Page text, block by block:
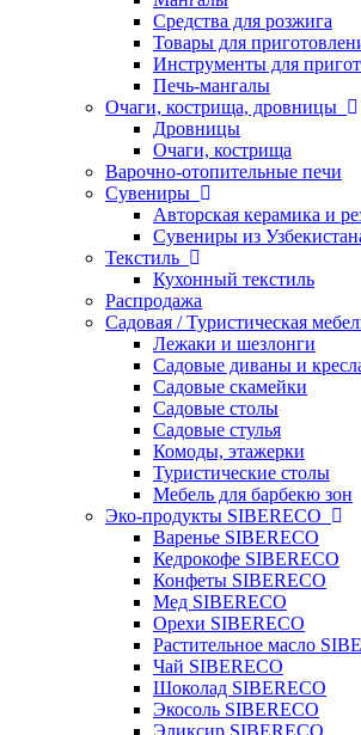
Средства для розжига
Товары для
Инструменты для
Печь-мангалы
Очаги, кострища, дровницы
Дровницы
Очаги, кострища
Варочно-отопительные печи
Сувениры
Авторская керамика и
Сувениры из
Текстиль
Кухонный текстиль
Распродажа
Садовая / Туристическая
Лежаки и шезлонги
Садовые диваны и
Садовые скамейки
Садовые столы
Садовые стулья
Комоды, этажерки
Туристические столы
Мебель для барбекю зон
Эко-продукты SIBERECO
Варенье SIBERECO
Кедрокофе SIBERECO
Конфеты SIBERECO
Мед SIBERECO
Орехи SIBERECO
Растительное масло
Чай SIBERECO
Шоколад SIBERECO
Экосоль SIBERECO
Эликсир SIBERECO